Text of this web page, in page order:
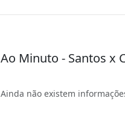
Ao Minuto - Santos x
Ainda não existem